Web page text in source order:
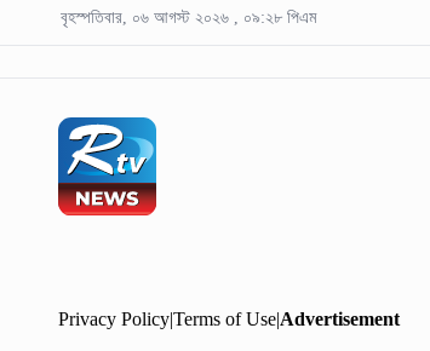
বৃহস্পতিবার, ০৬ আগস্ট ২০২৬ , ০৯:২৮ পিএম
Privacy Policy|Terms of Use|Advertisement